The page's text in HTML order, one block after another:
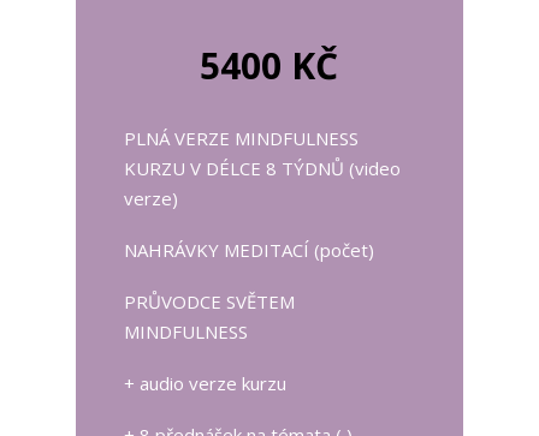
5400 KČ
PLNÁ VERZE MINDFULNESS
KURZU V DÉLCE 8 TÝDNŮ (video
verze)
NAHRÁVKY MEDITACÍ (počet)
PRŮVODCE SVĚTEM
MINDFULNESS
+ audio verze kurzu